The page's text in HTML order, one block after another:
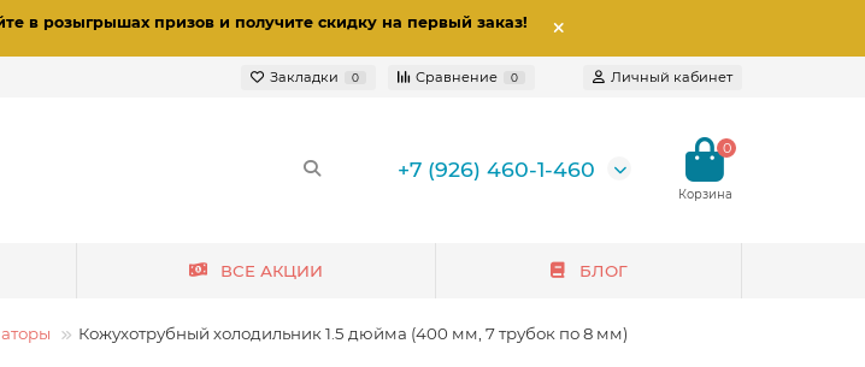
в розыгрышах призов и получите скидку на первый заказ!
Закладки 0 Сравнение 0 Личный кабинет
+7 (926) 460-1-460
0
ВСЕ АКЦИИ БЛОГ
Кожухотрубный холодильник 1.5 дюйма (400 мм, 7 трубок по 8 мм)